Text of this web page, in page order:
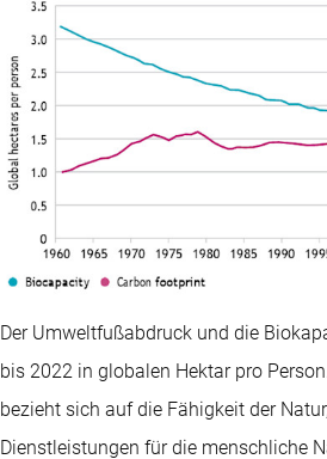
Der Umweltfußabdruck und die
bis 2022 in globalen Hektar pro
bezieht sich auf die Fähigkeit der
Dienstleistungen für die menschliche